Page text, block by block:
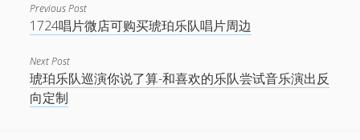
器
2.02 光年
3.「03 鹭屿(demo)」— AMBER
5.鸟线
6.06 宿醉之星 7:42
Previous Post
1724唱片微店可购买琥珀乐队唱片周边
Next Post
琥珀乐队巡演你说了算-和喜欢的乐队尝试音乐演出反
向定制